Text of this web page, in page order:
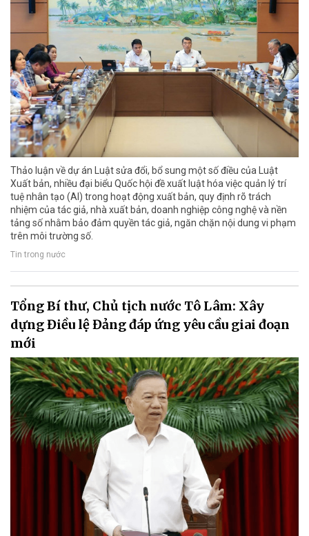
Thảo luận về dự án Luật sửa đổi, bổ sung một số điều của Luật
Xuất bản, nhiều đại biểu Quốc hội đề xuất luật hóa việc quản lý trí
tuệ nhân tạo (AI) trong hoạt động xuất bản, quy định rõ trách
nhiệm của tác giả, nhà xuất bản, doanh nghiệp công nghệ và nền
tảng số nhằm bảo đảm quyền tác giả, ngăn chặn nội dung vi phạm
trên môi trường số.
Tin trong nước
Tổng Bí thư, Chủ tịch nước Tô Lâm: Xây
dựng Điều lệ Đảng đáp ứng yêu cầu giai đoạn
mới